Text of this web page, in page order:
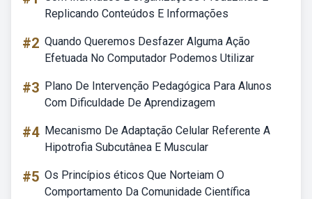
Replicando Conteúdos E Informações
#2 Quando Queremos Desfazer Alguma Ação
Efetuada No Computador Podemos Utilizar
#3 Plano De Intervenção Pedagógica Para Alunos
Com Dificuldade De Aprendizagem
#4 Mecanismo De Adaptação Celular Referente A
Hipotrofia Subcutânea E Muscular
#5 Os Princípios éticos Que Norteiam O
Comportamento Da Comunidade Científica